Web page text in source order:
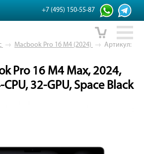
+7 (495) 150-55-87
→ Macbook Pro 16 M4 (2024) → Артикул:
Pro 16 M4 Max, 2024,
CPU, 32-GPU, Space Black